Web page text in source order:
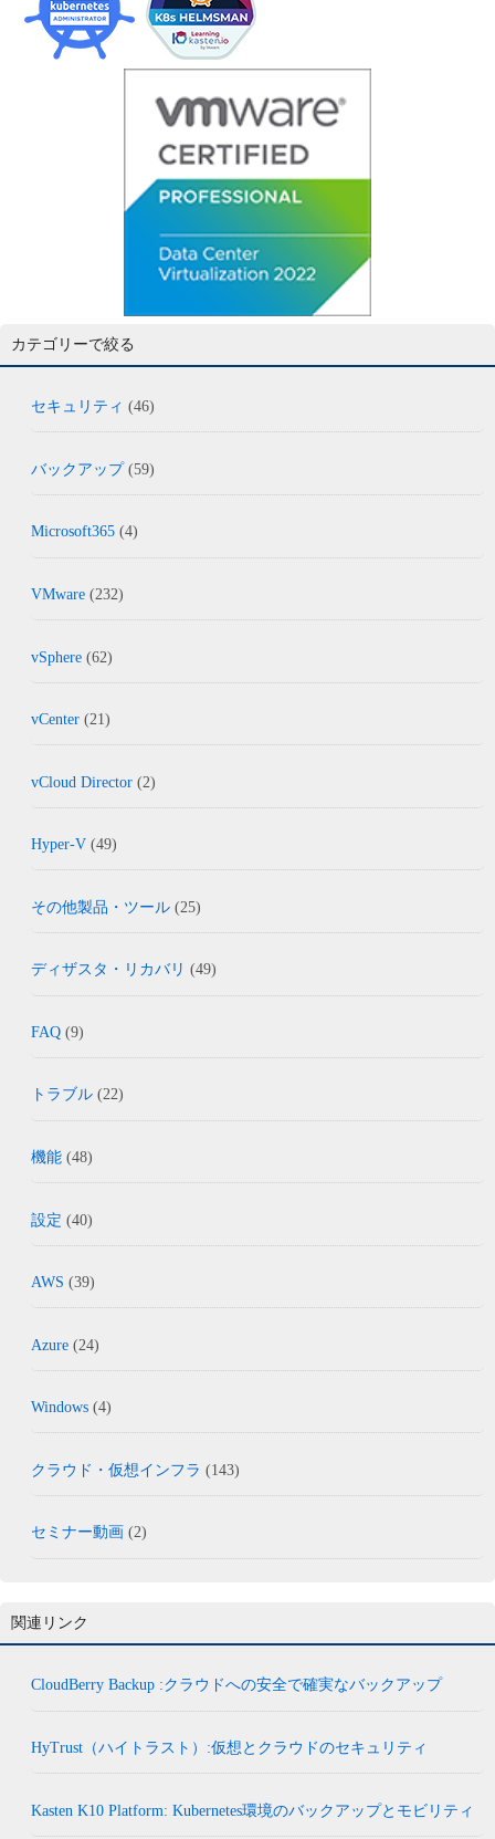
カテゴリーで絞る
セキュリティ (46)
バックアップ(59)
Microsoft365 (4)
VMware (232)
vSphere (62)
vCenter (21)
vCloud Director (2)
Hyper-V (49)
その他製品・ツール (25)
ディザスタ・リカバリ (49)
FAQ (9)
トラブル (22)
機能 (48)
設定 (40)
AWS (39)
Azure (24)
Windows (4)
クラウド・仮想インフラ (143)
セミナー動画 (2)
関連リンク
CloudBerry Backup :クラウドへの安全で確実なバックアップ
HyTrust（ハイトラスト）:仮想とクラウドのセキュリティ
Kasten K10 Platform: Kubernetes環境のバックアップとモビリティ